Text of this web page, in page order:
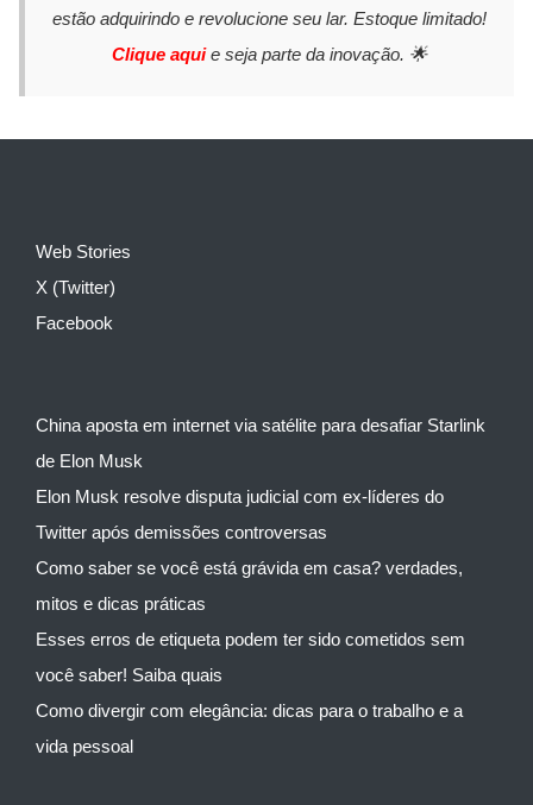
estão adquirindo e revolucione seu lar. Estoque limitado!
Clique aquie seja parte da inovação. 🌟
Web Stories
X (Twitter)
Facebook
China aposta em internet via satélite para desafiar Starlink
de Elon Musk
Elon Musk resolve disputa judicial com ex-líderes do
Twitter após demissões controversas
Como saber se você está grávida em casa? verdades,
mitos e dicas práticas
Esses erros de etiqueta podem ter sido cometidos sem
você saber! Saiba quais
Como divergir com elegância: dicas para o trabalho e a
vida pessoal